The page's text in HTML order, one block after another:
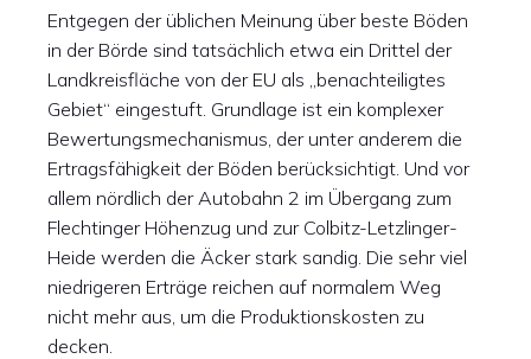
Entgegen der üblichen Meinung über beste Böden
in der Börde sind tatsächlich etwa ein Drittel der
Landkreisfläche von der EU als „benachteiligtes
Gebiet“ eingestuft. Grundlage ist ein komplexer
Bewertungsmechanismus, der unter anderem die
Ertragsfähigkeit der Böden berücksichtigt. Und vor
allem nördlich der Autobahn 2 im Übergang zum
Flechtinger Höhenzug und zur Colbitz-Letzlinger-
Heide werden die Äcker stark sandig. Die sehr viel
niedrigeren Erträge reichen auf normalem Weg
nicht mehr aus, um die Produktionskosten zu
decken.